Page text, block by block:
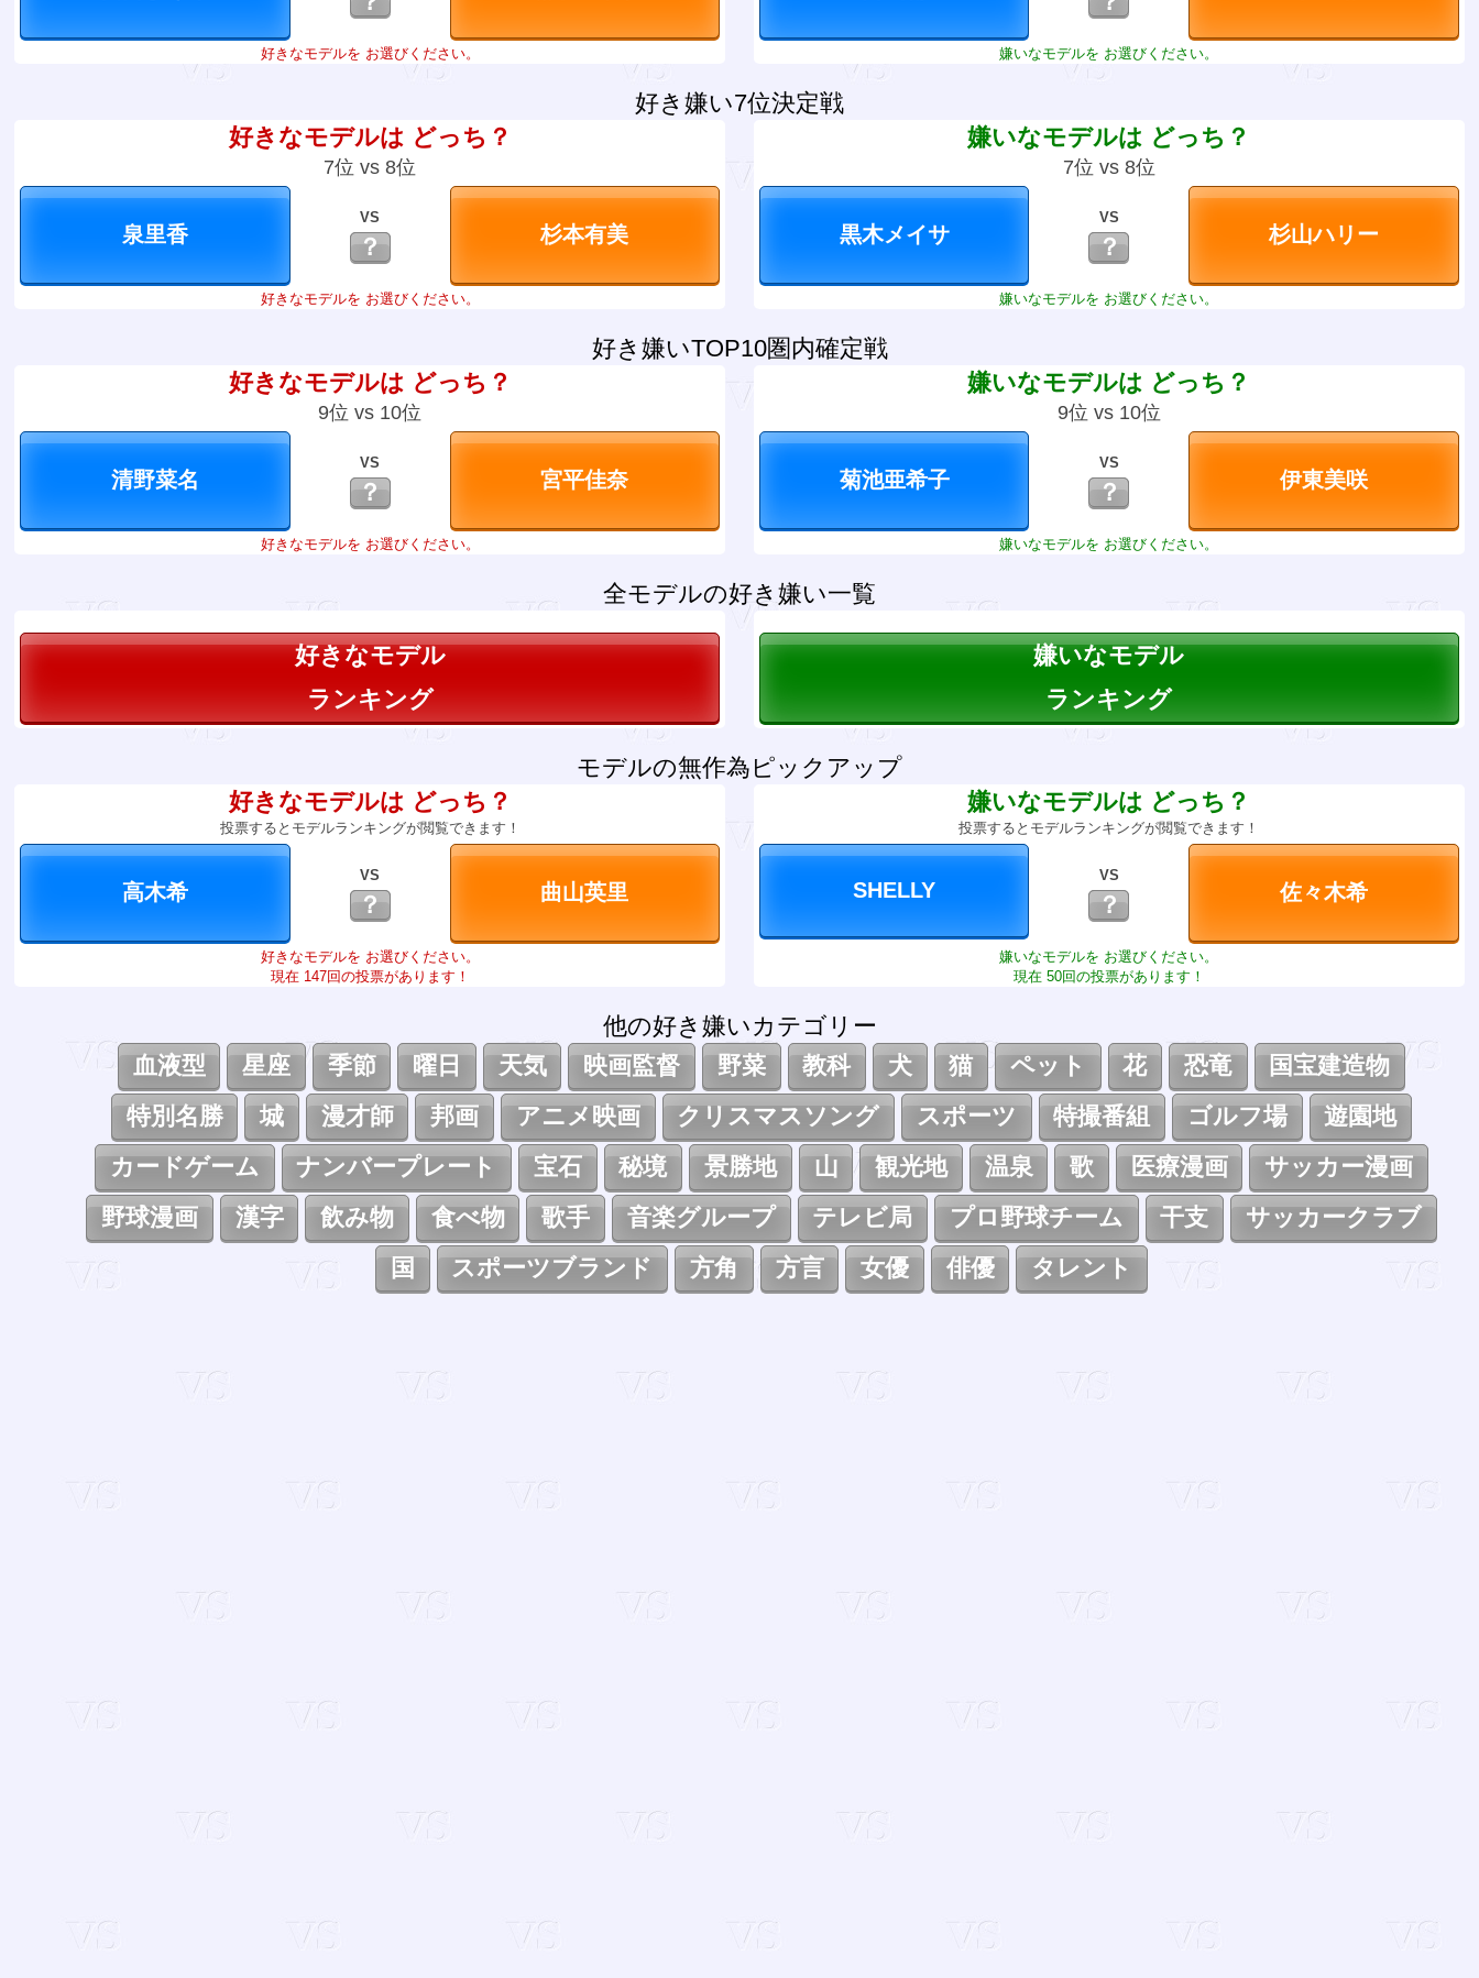
好きなモデルを お選びください。 嫌いなモデルを お選びください。
好き嫌い7位決定戦
好きなモデルは どっち？
7位 vs 8位
VS
？
好きなモデルを お選びください。
嫌いなモデルは どっち？
7位 vs 8位
VS
？
嫌いなモデルを お選びください。
好き嫌いTOP10圏内確定戦
好きなモデルは どっち？
9位 vs 10位
VS
？
好きなモデルを お選びください。
嫌いなモデルは どっち？
9位 vs 10位
VS
？
嫌いなモデルを お選びください。
全モデルの好き嫌い一覧
好きなモデル
ランキング
嫌いなモデル
ランキング
モデルの無作為ピックアップ
好きなモデルは どっち？
投票するとモデルランキングが閲覧できます！
VS
？
好きなモデルを お選びください。
現在 147回の投票があります！
嫌いなモデルは どっち？
投票するとモデルランキングが閲覧できます！
VS
？
嫌いなモデルを お選びください。
現在 50回の投票があります！
他の好き嫌いカテゴリー
血液型
星座 季節 曜日 天気 映画監督 野菜 教科 犬 猫 ペット 花 恐竜
国宝建造物
特別名勝
城 漫才師 邦画 アニメ映画 クリスマスソング スポーツ 特撮番組 ゴルフ場
遊園地
カードゲーム
ナンバープレート 宝石 秘境 景勝地 山 観光地 温泉 歌 医療漫画
サッカー漫画
野球漫画
漢字 飲み物 食べ物 歌手 音楽グループ テレビ局 プロ野球チーム 干支
サッカークラブ
国
スポーツブランド 方角 方言 女優 俳優 タレント